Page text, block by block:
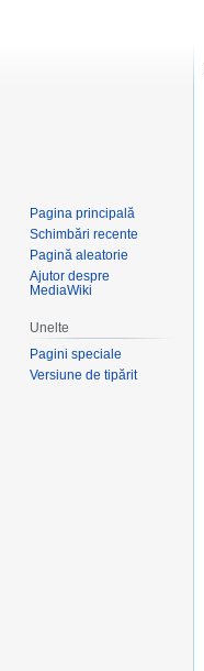
Pagina principală
Schimbări recente
Pagină aleatorie
Ajutor despre
MediaWiki
Unelte
Pagini speciale
Versiune de tipărit